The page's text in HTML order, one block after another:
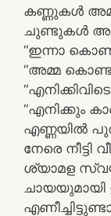
കണ്ണുകൾ
ചുണ്ടുകൾ
“ഇന്നാ
“അമ്മ
“എനിക്കും
എണ്ണയിൽ
നേരെ
ശ്യാമള
ചായയുമായി